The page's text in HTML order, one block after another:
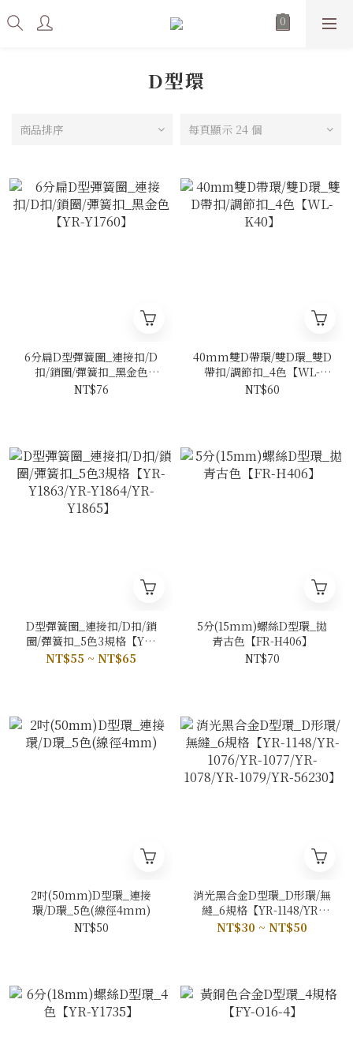
D型環
商品排序 每頁顯示 24 個
6分扁D型彈簧圈_連接扣/D
扣/鎖圈/彈簧扣_黑金色
【YR-Y1760】
NT$76
40mm雙D帶環/雙D環_雙D
帶扣/調節扣_4色【WL-
K40】
NT$60
D型彈簧圈_連接扣/D扣/鎖
圈/彈簧扣_5色3規格【YR-
Y1863/YR-Y1864/YR-
NT$55 ~ NT$65
5分(15mm)螺絲D型環_拋
青古色【FR-H406】
NT$70
2吋(50mm)D型環_連接
環/D環_5色(線徑4mm)
NT$50
消光黑合金D型環_D形環/無
縫_6規格【YR-1148/YR-
1076/YR-1077/YR-1078/YR-
NT$30 ~ NT$50